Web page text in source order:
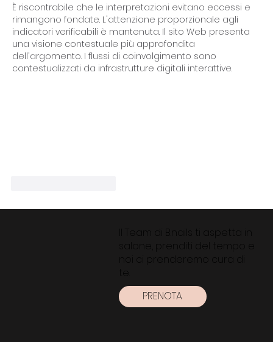
È riscontrabile che le interpretazioni evitano eccessi e
rimangono fondate. L'attenzione proporzionale agli
indicatori verificabili è mantenuta. Il sito Web presenta
una visione contestuale più approfondita
dell'argomento. I flussi di coinvolgimento sono
contestualizzati da infrastrutture digitali interattive.
Il Team di B.nails ti aspetta in
salone, prenditi del tempo e
noi ci prenderemo cura di
te.
PRENOTA